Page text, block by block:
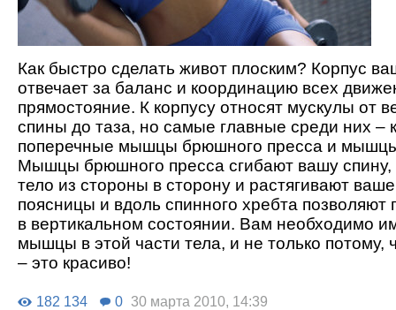
Как быстро сделать живот плоским? Корпус
отвечает за баланс и координацию всех
прямостояние. К корпусу относят мускулы от
спины до таза, но самые главные среди них –
поперечные мышцы брюшного пресса и
Мышцы брюшного пресса сгибают вашу спину,
тело из стороны в сторону и растягивают
поясницы и вдоль спинного хребта позволяют
в вертикальном состоянии. Вам необходимо
мышцы в этой части тела, и не только потому,
– это красиво!
182 134 0 30 марта 2010, 14:39